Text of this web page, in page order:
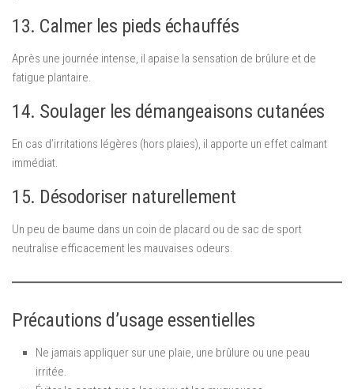
13. Calmer les pieds échauffés
Après une journée intense, il apaise la sensation de brûlure et de
fatigue plantaire.
14. Soulager les démangeaisons cutanées
En cas d’irritations légères (hors plaies), il apporte un effet calmant
immédiat.
15. Désodoriser naturellement
Un peu de baume dans un coin de placard ou de sac de sport
neutralise efficacement les mauvaises odeurs.
Précautions d’usage essentielles
Ne jamais appliquer sur une plaie, une brûlure ou une peau
irritée.